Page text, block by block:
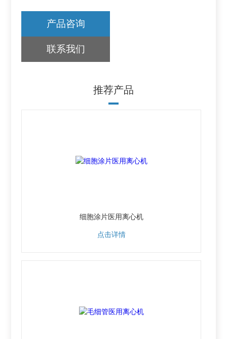
产品咨询
联系我们
推荐产品
细胞涂片医用离心机
点击详情